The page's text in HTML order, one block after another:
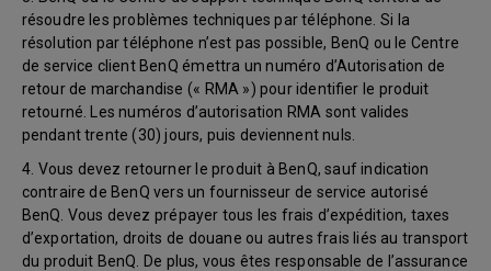
résoudre les problèmes techniques par téléphone. Si la
résolution par téléphone n’est pas possible, BenQ ou le Centre
de service client BenQ émettra un numéro d’Autorisation de
retour de marchandise (« RMA ») pour identifier le produit
retourné. Les numéros d’autorisation RMA sont valides
pendant trente (30) jours, puis deviennent nuls.
4. Vous devez retourner le produit à BenQ, sauf indication
contraire de BenQ vers un fournisseur de service autorisé
BenQ. Vous devez prépayer tous les frais d’expédition, taxes
d’exportation, droits de douane ou autres frais liés au transport
du produit BenQ. De plus, vous êtes responsable de l’assurance